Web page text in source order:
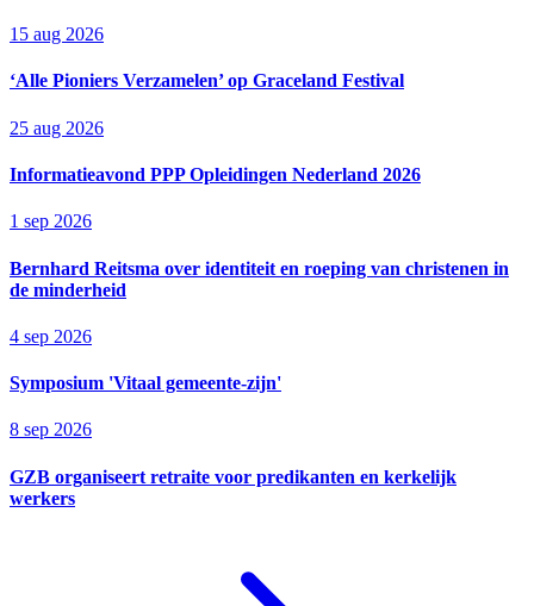
15 aug 2026
‘Alle Pioniers Verzamelen’ op Graceland Festival
25 aug 2026
Informatieavond PPP Opleidingen Nederland 2026
1 sep 2026
Bernhard Reitsma over identiteit en roeping van christenen in
de minderheid
4 sep 2026
Symposium 'Vitaal gemeente-zijn'
8 sep 2026
GZB organiseert retraite voor predikanten en kerkelijk
werkers